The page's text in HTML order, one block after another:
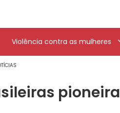
Violência contra as mulheres